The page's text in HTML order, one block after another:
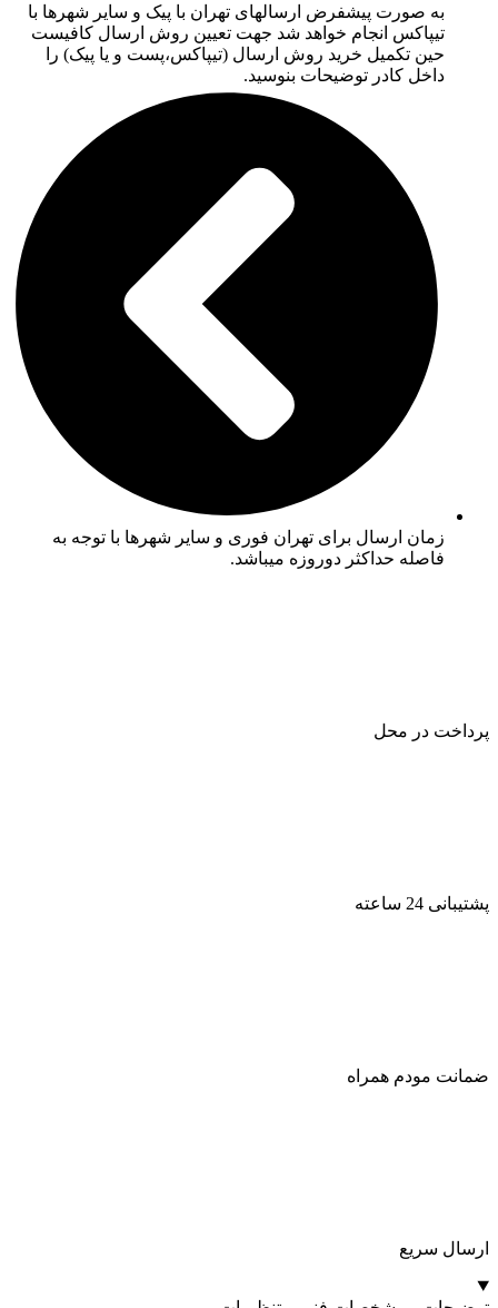
به صورت پیشفرض ارسالهای تهران با پیک و سایر شهرها با
تیپاکس انجام خواهد شد جهت تعیین روش ارسال کافیست
حین تکمیل خرید روش ارسال (تیپاکس،پست و یا پیک) را
داخل کادر توضیحات بنوسید.
زمان ارسال برای تهران فوری و سایر شهرها با توجه به
فاصله حداکثر دوروزه میباشد.
پرداخت در محل
پشتیبانی 24 ساعته
ضمانت مودم همراه
ارسال سریع